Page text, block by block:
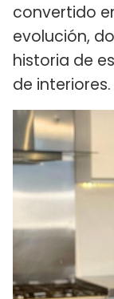
convertido
evolución,
historia de
de interiores.